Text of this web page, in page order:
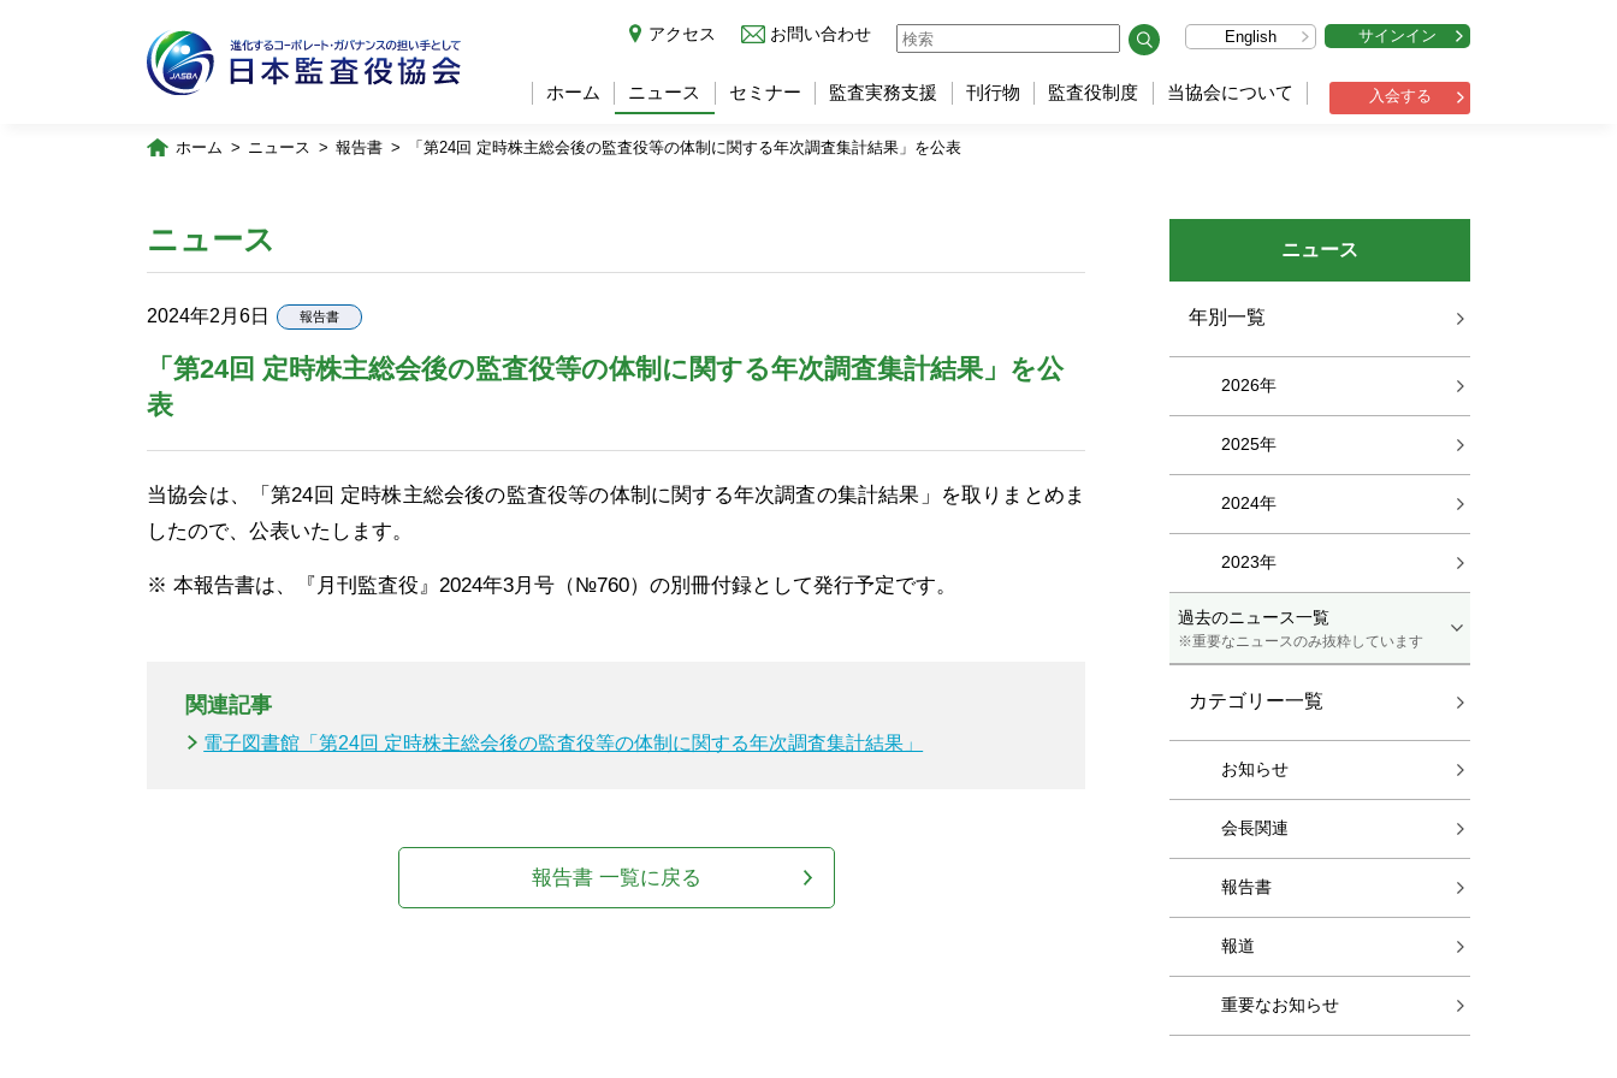
ホーム ニュース セミナー 監査実務支援 刊行物 監査役制度 当協会について 入会する
アクセス お問い合わせ English サインイン
ホーム ニュース 報告書 「第24回 定時株主総会後の監査役等の体制に関する年次調査集計結果」を公表
ニュース
年別一覧
過去のニュース一覧
※重要なニュースのみ抜粋しています
2026年
2025年
2024年
2023年
カテゴリー一覧
お知らせ
会長関連
報告書
報道
重要なお知らせ
ニュース
2024年2月6日 報告書
「第24回 定時株主総会後の監査役等の体制に関する年次調査集計結果」を公
表
当協会は、「第24回 定時株主総会後の監査役等の体制に関する年次調査の集計結果」を取りまとめま
したので、公表いたします。
※ 本報告書は、『月刊監査役』2024年3月号（№760）の別冊付録として発行予定です。
関連記事
電子図書館「第24回 定時株主総会後の監査役等の体制に関する年次調査集計結果」
報告書 一覧に戻る